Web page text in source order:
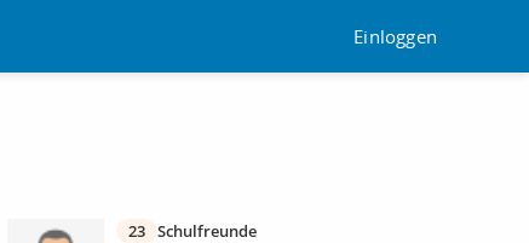
Einloggen
23 Schulfreunde